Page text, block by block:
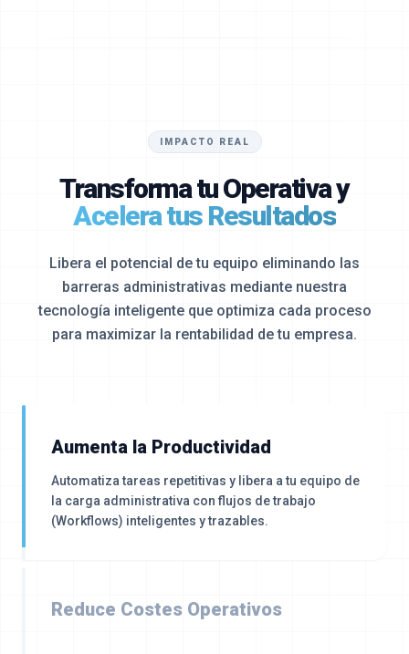
IMPACTO REAL
Transforma tu Operativa y
Acelera tus Resultados
Libera el potencial de tu equipo eliminando las
barreras administrativas mediante nuestra
tecnología inteligente que optimiza cada proceso
para maximizar la rentabilidad de tu empresa.
Aumenta la Productividad
papel, impresión y almacenamiento. Mejora tu
margen de beneficio desde el primer día.